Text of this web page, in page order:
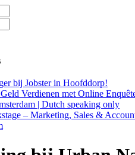
bij Jobster in Hoofddorp!
Verdienen met Online
| Dutch speaking only
– Marketing, Sales &